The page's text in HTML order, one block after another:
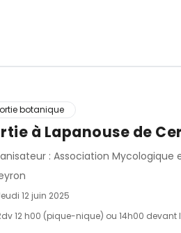
botanique
à Lapanouse de
: Association Mycologique
12 juin 2025
12 h00 (pique-nique) ou 14h00